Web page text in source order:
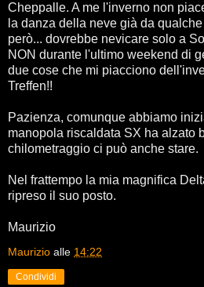
Cheppalle. A me l'inverno non
la danza della neve già da
però... dovrebbe nevicare solo a
NON durante l'ultimo weekend di
due cose che mi piacciono
Treffen!!
Pazienza, comunque abbiamo
manopola riscaldata SX ha alzato
chilometraggio ci può anche stare.
Nel frattempo la mia magnifica
ripreso il suo posto.
Maurizio
Maurizio alle 14:22
Condividi